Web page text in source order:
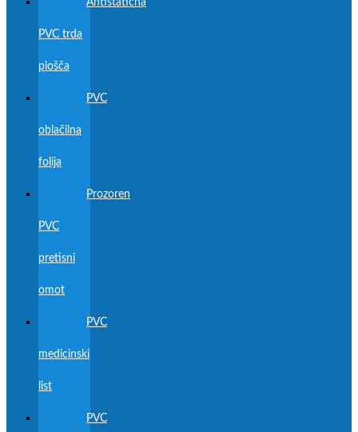
Antistatična
PVC trda
plošča
PVC
oblačilna
folija
Prozoren
PVC
pretisni
omot
PVC
medicinski
list
PVC